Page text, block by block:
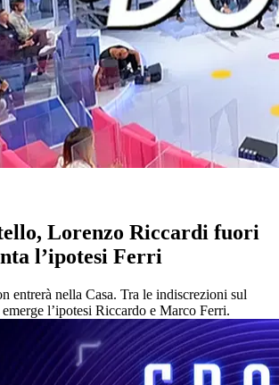
Lorenzo Riccardi fuori
l’ipotesi Ferri
entrerà nella Casa. Tra le indiscrezioni sul
l’ipotesi Riccardo e Marco Ferri.